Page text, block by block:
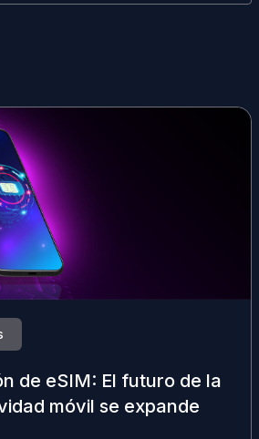
de eSIM: El futuro de la
móvil se expande